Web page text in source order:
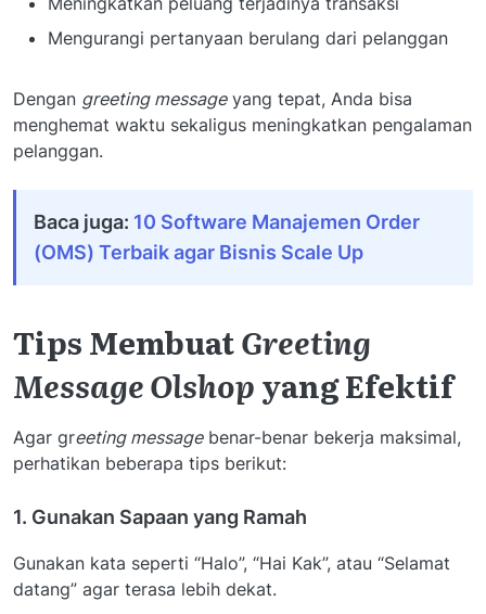
Mengurangi pertanyaan berulang dari pelanggan
Dengan greeting messageyang tepat, Anda bisa
menghemat waktu sekaligus meningkatkan pengalaman
pelanggan.
Baca juga: 10 Software Manajemen Order
(OMS) Terbaik agar Bisnis Scale Up
Tips MembuatGreeting
Message Olshopyang Efektif
Agar greeting messagebenar-benar bekerja maksimal,
perhatikan beberapa tips berikut:
1. Gunakan Sapaan yang Ramah
Gunakan kata seperti “Halo”, “Hai Kak”, atau “Selamat
datang” agar terasa lebih dekat.